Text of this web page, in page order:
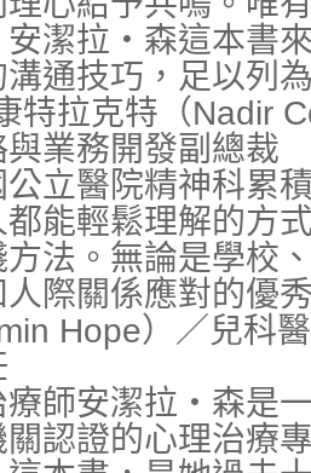
安潔拉・森這本書
通技巧，足以列
特拉克特（Nadir
業務開發副總裁
醫院精神科累積
能輕鬆理解的方
法。無論是學校
人際關係應對的優
Hope）／兒科
安潔拉・森是一
認證的心理治療